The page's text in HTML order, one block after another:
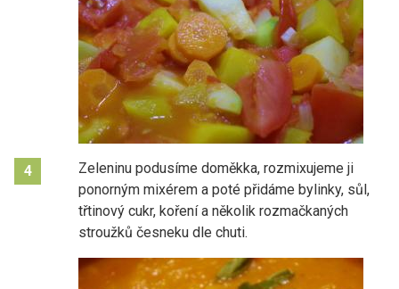
4
Zeleninu podusíme doměkka, rozmixujeme ji
ponorným mixérem a poté přidáme bylinky, sůl,
třtinový cukr, koření a několik rozmačkaných
stroužků česneku dle chuti.